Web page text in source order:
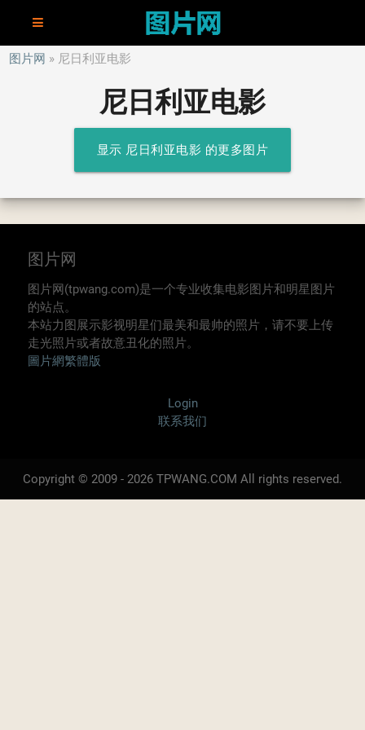
图片网 尼日利亚电影
尼日利亚电影
显示 尼日利亚电影 的更多图片
图片网
图片网(tpwang.com)是一个专业收集电影图片和明星图片
的站点。
本站力图展示影视明星们最美和最帅的照片，请不要上传
走光照片或者故意丑化的照片。
圖片網繁體版
Login
联系我们
Copyright © 2009 - 2026 TPWANG.COM All rights reserved.